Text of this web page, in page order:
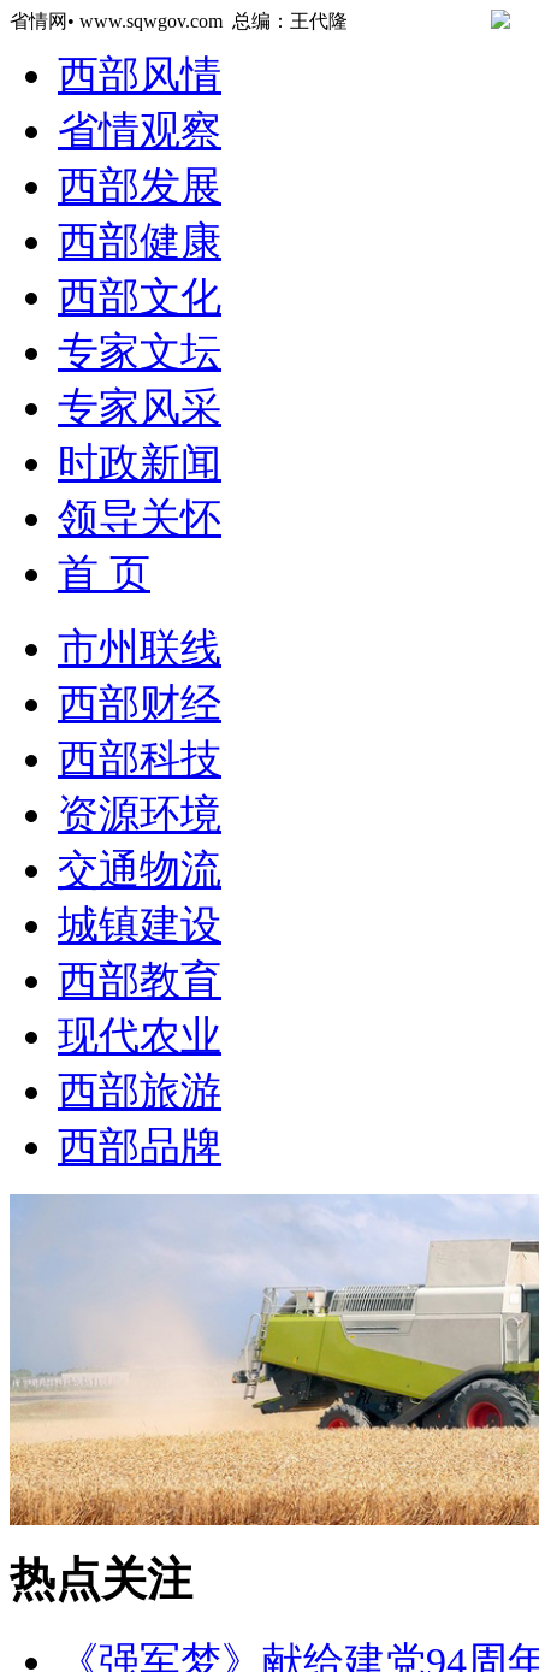
省情网• www.sqwgov.com 总编：王代隆
西部风情
省情观察
西部发展
西部健康
西部文化
专家文坛
专家风采
时政新闻
领导关怀
首 页
市州联线
西部财经
西部科技
资源环境
交通物流
城镇建设
西部教育
现代农业
西部旅游
西部品牌
热点关注
《强军梦》献给建党94周